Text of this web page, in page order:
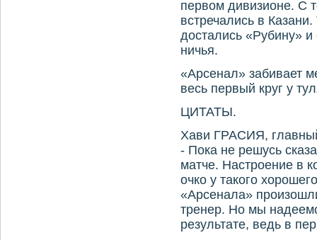
первом дивизионе. С
встречались в
достались «Рубину»
ничья.
«Арсенал» забивает
весь первый круг у
ЦИТАТЫ.
Хави ГРАСИЯ,
- Пока не решусь
матче. Настроение в
очко у такого
«Арсенала»
тренер. Но мы
результате, ведь в